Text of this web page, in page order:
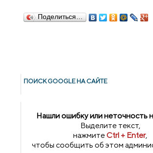
Поделиться…
ПОИСК GOОGLE НА САЙТЕ
Нашли ошибку или неточность
Выделите текст,
нажмитеCtrl + Enter,
чтобы сообщить об этом